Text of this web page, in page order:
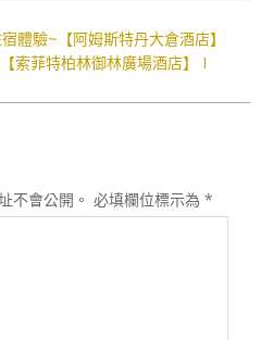
體驗~【阿姆斯特丹大倉酒店】
索菲特柏林御林廣場酒店】 I
不會公開。 必填欄位標示為 *